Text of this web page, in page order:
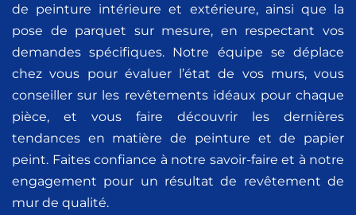
de peinture intérieure et extérieure, ainsi que la
pose de parquet sur mesure, en respectant vos
demandes spécifiques. Notre équipe se déplace
chez vous pour évaluer l’état de vos murs, vous
conseiller sur les revêtements idéaux pour chaque
pièce, et vous faire découvrir les dernières
tendances en matière de peinture et de papier
peint. Faites confiance à notre savoir-faire et à notre
engagement pour un résultat de revêtement de
mur de qualité.